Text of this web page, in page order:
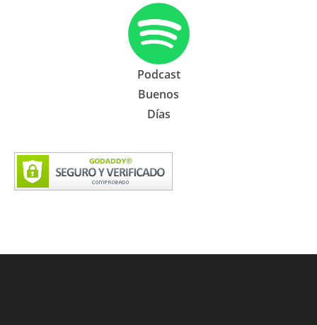
Podcast
Buenos
Días